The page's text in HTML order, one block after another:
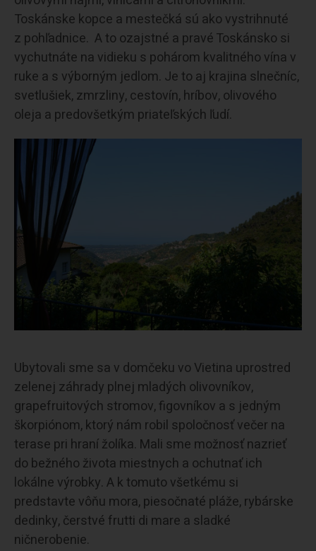
Toskánske kopce a mestečká sú ako vystrihnuté
z pohľadnice. A to ozajstné a pravé Toskánsko si
vychutnáte na vidieku s pohárom kvalitného vína v
ruke a s výborným jedlom. Je to aj krajina slnečníc,
svetlušiek, zmrzliny, cestovín, hríbov, olivového
oleja a predovšetkým priateľských ľudí.
Ubytovali sme sa v domčeku vo Vietina uprostred
zelenej záhrady plnej mladých olivovníkov,
grapefruitových stromov, figovníkov a s jedným
škorpiónom, ktorý nám robil spoločnosť večer na
terase pri hraní žolíka. Mali sme možnosť nazrieť
do bežného života miestnych a ochutnať ich
lokálne výrobky. A k tomuto všetkému si
predstavte vôňu mora, piesočnaté pláže, rybárske
dedinky, čerstvé frutti di mare a sladké
ničnerobenie.